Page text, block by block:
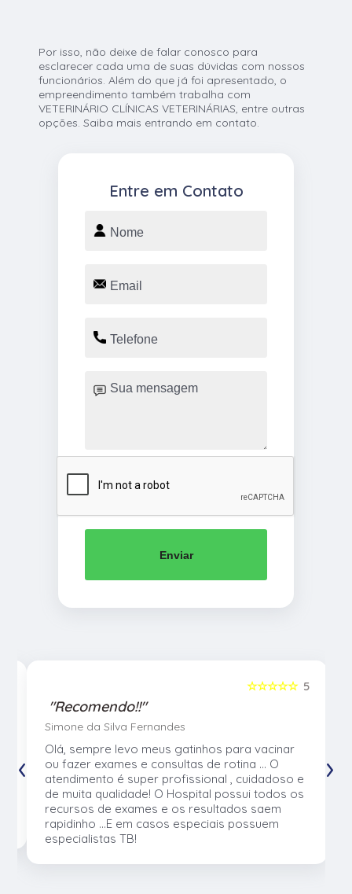
Por isso, não deixe de falar conosco para
esclarecer cada uma de suas dúvidas com nossos
funcionários. Além do que já foi apresentado, o
empreendimento também trabalha com
VETERINÁRIO CLÍNICAS VETERINÁRIAS, entre outras
opções. Saiba mais entrando em contato.
Entre em Contato
Enviar
5
☆☆☆☆☆
"Recomendo!!"
Simone da Silva Fernandes
Olá, sempre levo meus gatinhos para vacinar
ou fazer exames e consultas de rotina ... O
atendimento é super profissional , cuidadoso e
de muita qualidade! O Hospital possui todos os
recursos de exames e os resultados saem
rapidinho ...E em casos especiais possuem
especialistas TB!
‹ ›